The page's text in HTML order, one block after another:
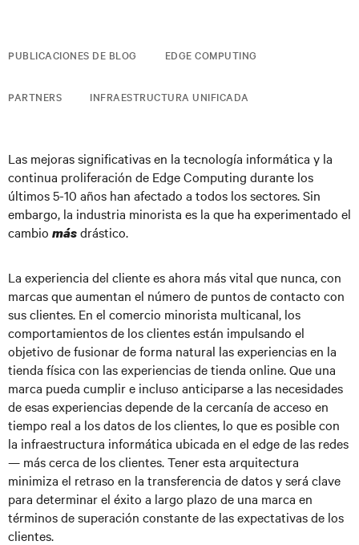
PUBLICACIONES DE BLOG EDGE COMPUTING
PARTNERS INFRAESTRUCTURA UNIFICADA
Las mejoras significativas en la tecnología informática y la
continua proliferación de Edge Computing durante los
últimos 5-10 años han afectado a todos los sectores. Sin
embargo, la industria minorista es la que ha experimentado el
cambio másdrástico.
La experiencia del cliente es ahora más vital que nunca, con
marcas que aumentan el número de puntos de contacto con
sus clientes. En el comercio minorista multicanal, los
comportamientos de los clientes están impulsando el
objetivo de fusionar de forma natural las experiencias en la
tienda física con las experiencias de tienda online. Que una
marca pueda cumplir e incluso anticiparse a las necesidades
de esas experiencias depende de la cercanía de acceso en
tiempo real a los datos de los clientes, lo que es posible con
la infraestructura informática ubicada en el edge de las redes
— más cerca de los clientes. Tener esta arquitectura
minimiza el retraso en la transferencia de datos y será clave
para determinar el éxito a largo plazo de una marca en
términos de superación constante de las expectativas de los
clientes.